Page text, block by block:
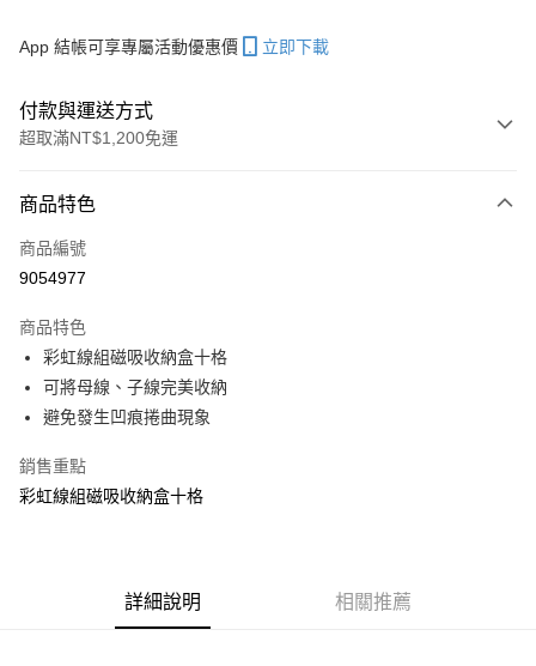
App 結帳可享專屬活動優惠價 立即下載
付款與運送方式
超取滿NT$1,200免運
信用卡一次付款
信用卡分期付款
合作金庫商業銀行
華南商業銀行
上海商業儲蓄銀行
國泰世華商業銀行
匯豐（台灣）商業銀行
聯邦商業銀行
台灣樂天信用卡公司
超商取貨付款
Apple Pay
悠遊付
1.本服務由台灣大哥大提供，台灣大哥大用戶可立即使用無須另外申請。
2.付款方式選擇「大哥付你分期」，訂單成立後會自動跳轉到大哥付的交易
AFTEE先享後付
商品特色
商品編號
9054977
商品特色
彩虹線組磁吸收納盒十格
可將母線、子線完美收納
避免發生凹痕捲曲現象
銷售重點
彩虹線組磁吸收納盒十格
詳細說明 相關推薦